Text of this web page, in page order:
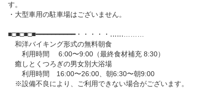
す。
・大型車用の駐車場はございません。
■□■□■□■━━━━━━━━━━・・・・・‥‥‥………
和洋バイキング形式の無料朝食
利用時間　 6:00〜9:00（最終食材補充 8:30）
癒しとくつろぎの男女別大浴場
利用時間　16:00〜26:00、朝6:30〜朝9:00
※設備不良により、ご利用できない場合がございます。